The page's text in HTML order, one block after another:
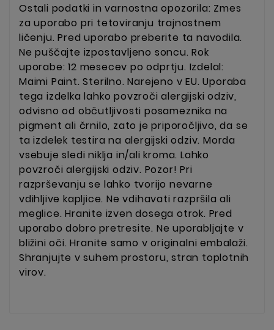
Ostali podatki in varnostna opozorila: Zmes
za uporabo pri tetoviranju trajnostnem
ličenju. Pred uporabo preberite ta navodila.
Ne puščajte izpostavljeno soncu. Rok
uporabe: 12 mesecev po odprtju. Izdelal:
Maimi Paint. Sterilno. Narejeno v EU. Uporaba
tega izdelka lahko povzroči alergijski odziv,
odvisno od občutljivosti posameznika na
pigment ali črnilo, zato je priporočljivo, da se
ta izdelek testira na alergijski odziv. Morda
vsebuje sledi niklja in/ali kroma. Lahko
povzroči alergijski odziv. Pozor! Pri
razprševanju se lahko tvorijo nevarne
vdihljive kapljice. Ne vdihavati razpršila ali
meglice. Hranite izven dosega otrok. Pred
uporabo dobro pretresite. Ne uporabljajte v
bližini oči. Hranite samo v originalni embalaži.
Shranjujte v suhem prostoru, stran toplotnih
virov.